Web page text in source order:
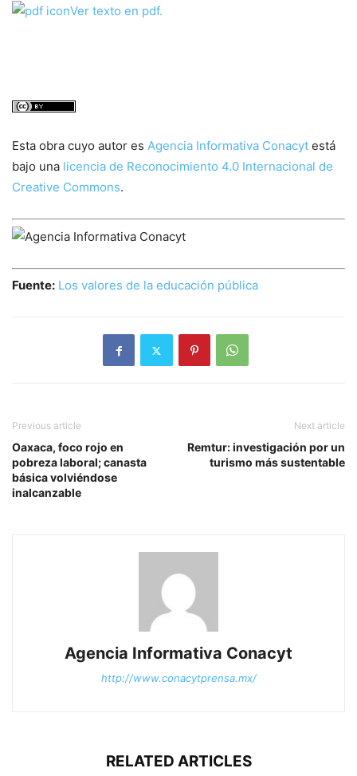
Ver texto en pdf.
Esta obra cuyo autor es Agencia Informativa Conacyt está
bajo una licencia de Reconocimiento 4.0 Internacional de
Creative Commons.
Fuente: Los valores de la educación pública
Previous article
Oaxaca, foco rojo en
pobreza laboral; canasta
básica volviéndose
inalcanzable
Next article
Remtur: investigación por un
turismo más sustentable
Agencia Informativa Conacyt
http://www.conacytprensa.mx/
RELATED ARTICLES